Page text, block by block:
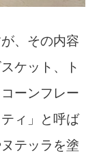
、その内容
ケット、ト
ーンフレー
ィ」と呼ば
テッラを塗